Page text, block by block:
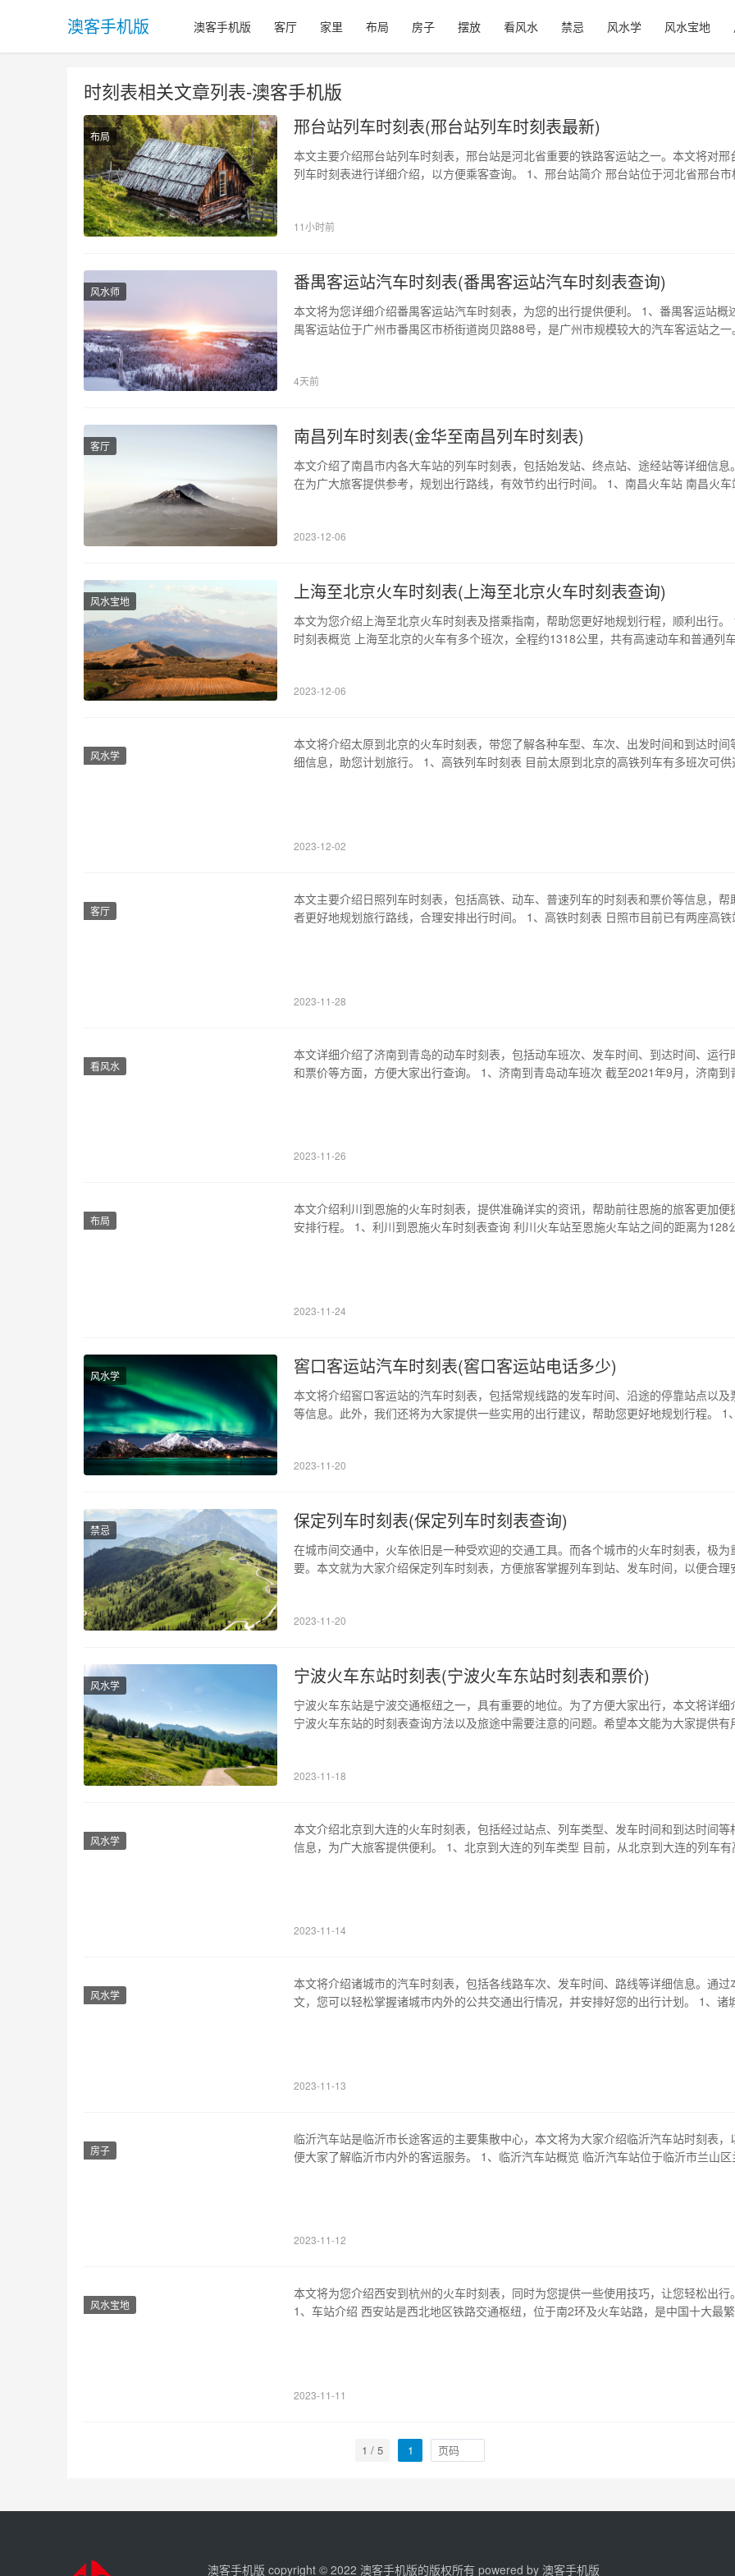
澳客手机版 澳客手机版 客厅 家里 布局 房子 摆放 看风水 禁忌 风水学 风水宝地
时刻表相关文章列表-澳客手机版
布局 邢台站列车时刻表(邢台站列车时刻表最新)
本文主要介绍邢台站列车时刻表，邢台站是河北省重要的铁路客运站之一。本文将对邢
列车时刻表进行详细介绍，以方便乘客查询。 1、邢台站简介 邢台站位于河北省邢台市
邢台站列车分类 邢台站的…
11小时前
风水师 番禺客运站汽车时刻表(番禺客运站汽车时刻表查询)
本文将为您详细介绍番禺客运站汽车时刻表，为您的出行提供便利。 1、番禺客运站概
禺客运站位于广州市番禺区市桥街道岗贝路88号，是广州市规模较大的汽车客运站之一
区县的班车时刻表，仅供参考。 …
4天前
客厅 南昌列车时刻表(金华至南昌列车时刻表)
本文介绍了南昌市内各大车站的列车时刻表，包括始发站、终点站、途经站等详细信息
在为广大旅客提供参考，规划出行路线，有效节约出行时间。 1、南昌火车站 南昌火车
点左右，每时每刻都会有列车起落。同…
2023-12-06
风水宝地 上海至北京火车时刻表(上海至北京火车时刻表查询)
本文为您介绍上海至北京火车时刻表及搭乘指南，帮助您更好地规划行程，顺利出行。 1
时刻表概览 上海至北京的火车有多个班次，全程约1318公里，共有高速动车和普通列
等方式，同时也可以通过第三方购票平台…
2023-12-06
风水学
本文将介绍太原到北京的火车时刻表，带您了解各种车型、车次、出发时间和到达时间
细信息，助您计划旅行。 1、高铁列车时刻表 目前太原到北京的高铁列车有多班次可供
2023-12-02
客厅
本文主要介绍日照列车时刻表，包括高铁、动车、普速列车的时刻表和票价等信息，帮
者更好地规划旅行路线，合理安排出行时间。 1、高铁时刻表 日照市目前已有两座高铁
2023-11-28
看风水
本文详细介绍了济南到青岛的动车时刻表，包括动车班次、发车时间、到达时间、运行
和票价等方面，方便大家出行查询。 1、济南到青岛动车班次 截至2021年9月，济南到
2023-11-26
布局
本文介绍利川到恩施的火车时刻表，提供准确详实的资讯，帮助前往恩施的旅客更加便
安排行程。 1、利川到恩施火车时刻表查询 利川火车站至恩施火车站之间的距离为128
2023-11-24
风水学 窖口客运站汽车时刻表(窖口客运站电话多少)
本文将介绍窖口客运站的汽车时刻表，包括常规线路的发车时间、沿途的停靠站点以及
等信息。此外，我们还将为大家提供一些实用的出行建议，帮助您更好地规划行程。 1
11:00、12:00、1…
2023-11-20
禁忌 保定列车时刻表(保定列车时刻表查询)
在城市间交通中，火车依旧是一种受欢迎的交通工具。而各个城市的火车时刻表，极为
要。本文就为大家介绍保定列车时刻表，方便旅客掌握列车到站、发车时间，以便合理
区略远，但是火车线路较多。 2、保定火车…
2023-11-20
风水学 宁波火车东站时刻表(宁波火车东站时刻表和票价)
宁波火车东站是宁波交通枢纽之一，具有重要的地位。为了方便大家出行，本文将详细
宁波火车东站的时刻表查询方法以及旅途中需要注意的问题。希望本文能为大家提供有
期等信息，就可以查询到火车的时刻表。 其次，…
2023-11-18
风水学
本文介绍北京到大连的火车时刻表，包括经过站点、列车类型、发车时间和到达时间等
信息，为广大旅客提供便利。 1、北京到大连的列车类型 目前，从北京到大连的列车有
2023-11-14
风水学
本文将介绍诸城市的汽车时刻表，包括各线路车次、发车时间、路线等详细信息。通过
文，您可以轻松掌握诸城市内外的公共交通出行情况，并安排好您的出行计划。 1、诸
2023-11-13
房子
临沂汽车站是临沂市长途客运的主要集散中心，本文将为大家介绍临沂汽车站时刻表，
便大家了解临沂市内外的客运服务。 1、临沂汽车站概览 临沂汽车站位于临沂市兰山区
2023-11-12
风水宝地
本文将为您介绍西安到杭州的火车时刻表，同时为您提供一些使用技巧，让您轻松出行。
1、车站介绍 西安站是西北地区铁路交通枢纽，位于南2环及火车站路，是中国十大最
2023-11-11
1 / 5 1
澳客手机版 copyright © 2022 澳客手机版的版权所有 powered by 澳客手机版